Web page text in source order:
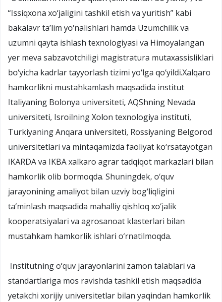
“Issiqxona xo‘jaligini tashkil etish va yuritish” kabi
bakalavr ta’lim yo‘nalishlari hamda Uzumchilik va
uzumni qayta ishlash texnologiyasi va Himoyalangan
yer meva sabzavotchiligi magistratura mutaxassisliklari
bo‘yicha kadrlar tayyorlash tizimi yo‘lga qo‘yildi.Xalqaro
hamkorlikni mustahkamlash maqsadida institut
Italiyaning Bolonya universiteti, AQShning Nevada
universiteti, Isroilning Xolon texnologiya instituti,
Turkiyaning Anqara universiteti, Rossiyaning Belgorod
universitetlari va mintaqamizda faoliyat ko‘rsatayotgan
IKARDA va IKBA xalkaro agrar tadqiqot markazlari bilan
hamkorlik olib bormoqda. Shuningdek, o‘quv
jarayonining amaliyot bilan uzviy bog‘liqligini
ta’minlash maqsadida mahalliy qishloq xo‘jalik
kooperatsiyalari va agrosanoat klasterlari bilan
mustahkam hamkorlik ishlari o‘rnatilmoqda.
Institutning o‘quv jarayonlarini zamon talablari va
standartlariga mos ravishda tashkil etish maqsadida
yetakchi xorijiy universitetlar bilan yaqindan hamkorlik